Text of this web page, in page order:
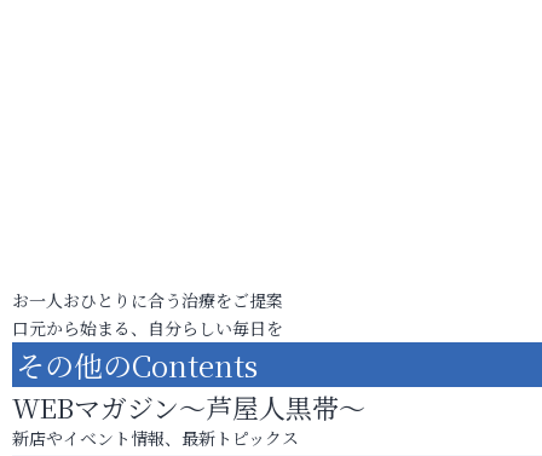
お一人おひとりに合う治療をご提案
口元から始まる、自分らしい毎日を
その他のContents
WEBマガジン～芦屋人黒帯～
新店やイベント情報、最新トピックス